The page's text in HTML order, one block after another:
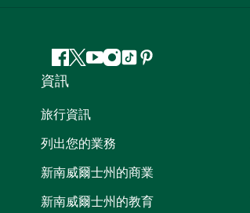
Facebook
嘰
喳
喳
Youtube
Instagram
抖 Pinterest
資訊
旅行資訊
列出您的業務
新南威爾士州的商業
新南威爾士州的教育